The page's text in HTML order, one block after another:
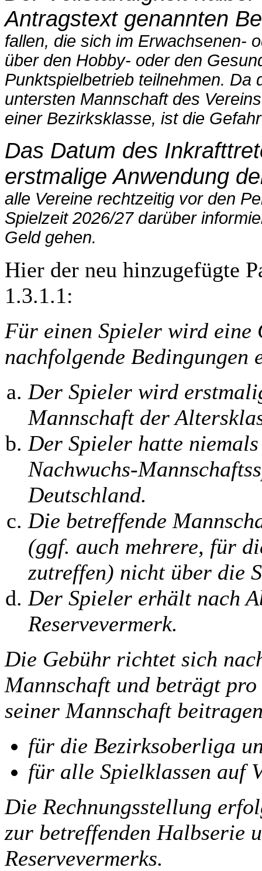
Antragstext genannten
fallen, die sich im Erwachsenen-
über den Hobby- oder den
Punktspielbetrieb teilnehmen. Da
untersten Mannschaft des
einer Bezirksklasse, ist die
Das Datum des
erstmalige Anwendung
alle Vereine rechtzeitig vor den
Spielzeit 2026/27 darüber
Geld gehen.
Hier der neu hinzugefügte
1.3.1.1:
Für einen Spieler wird eine
nachfolgende
Der Spieler wird
Mannschaft der
Der Spieler hatte
Nachwuchs-
Deutschland.
Die betreffende
(ggf. auch mehrere, für
zutreffen) nicht über die
Der Spieler erhält nach
Reservevermerk.
Die Gebühr richtet sich
Mannschaft und beträgt
seiner Mannschaft
für die Bezirksoberliga
für alle Spielklassen auf
Die Rechnungsstellung
zur betreffenden Halbserie
Reservevermerks.